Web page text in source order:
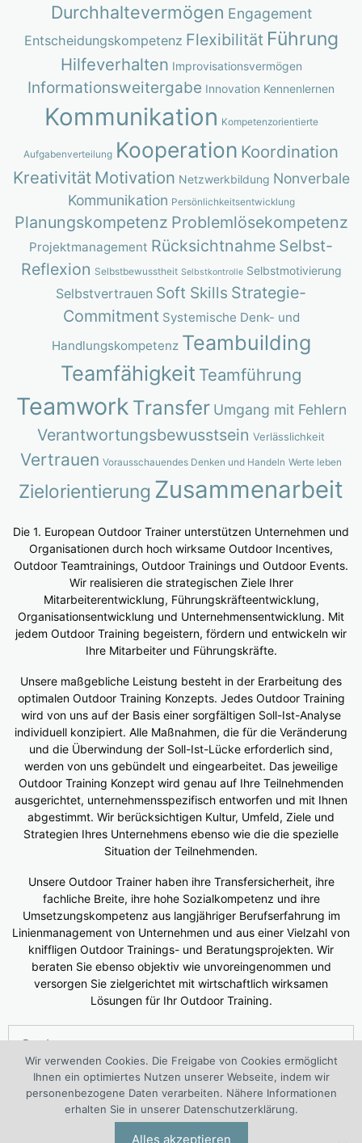
Durchhaltevermögen Engagement
Entscheidungskompetenz Flexibilität Führung
Hilfeverhalten Improvisationsvermögen
Informationsweitergabe Innovation Kennenlernen
Kommunikation Kompetenzorientierte
Aufgabenverteilung Kooperation Koordination
Kreativität Motivation Netzwerkbildung Nonverbale
Kommunikation Persönlichkeitsentwicklung
Planungskompetenz Problemlösekompetenz
Projektmanagement Rücksichtnahme Selbst-
Reflexion Selbstbewusstheit Selbstkontrolle Selbstmotivierung
Selbstvertrauen Soft Skills Strategie-
Commitment Systemische Denk- und
Handlungskompetenz Teambuilding
Teamfähigkeit Teamführung
Teamwork Transfer Umgang mit Fehlern
Verantwortungsbewusstsein Verlässlichkeit
Vertrauen Vorausschauendes Denken und Handeln Werte leben
Zielorientierung Zusammenarbeit
Die 1. European Outdoor Trainer unterstützen Unternehmen und
Organisationen durch hoch wirksame Outdoor Incentives,
Outdoor Teamtrainings, Outdoor Trainings und Outdoor Events.
Wir realisieren die strategischen Ziele Ihrer
Mitarbeiterentwicklung, Führungskräfteentwicklung,
Organisationsentwicklung und Unternehmensentwicklung. Mit
jedem Outdoor Training begeistern, fördern und entwickeln wir
Ihre Mitarbeiter und Führungskräfte.
Unsere maßgebliche Leistung besteht in der Erarbeitung des
optimalen Outdoor Training Konzepts. Jedes Outdoor Training
wird von uns auf der Basis einer sorgfältigen Soll-Ist-Analyse
individuell konzipiert. Alle Maßnahmen, die für die Veränderung
und die Überwindung der Soll-Ist-Lücke erforderlich sind,
werden von uns gebündelt und eingearbeitet. Das jeweilige
Outdoor Training Konzept wird genau auf Ihre Teilnehmenden
ausgerichtet, unternehmensspezifisch entworfen und mit Ihnen
abgestimmt. Wir berücksichtigen Kultur, Umfeld, Ziele und
Strategien Ihres Unternehmens ebenso wie die die spezielle
Situation der Teilnehmenden.
Unsere Outdoor Trainer haben ihre Transfersicherheit, ihre
fachliche Breite, ihre hohe Sozialkompetenz und ihre
Umsetzungskompetenz aus langjähriger Berufserfahrung im
Linienmanagement von Unternehmen und aus einer Vielzahl von
kniffligen Outdoor Trainings- und Beratungsprojekten. Wir
beraten Sie ebenso objektiv wie unvoreingenommen und
versorgen Sie zielgerichtet mit wirtschaftlich wirksamen
Lösungen für Ihr Outdoor Training.
Das 1. European Outdoor Training Center (WOLF® Kompetenz
Center Outdoor Training) ist ein interdisziplinäres Projekt von
Outdoortraining-Spezialisten der I.O. Group
Unternehmensberatungsgruppe | Engelsstraße 6 | 42283
Wir verwenden Cookies. Die Freigabe von Cookies ermöglicht
Ihnen ein optimiertes Nutzen unserer Webseite, indem wir
personenbezogene Daten verarbeiten. Nähere Informationen
erhalten Sie in unserer Datenschutzerklärung.
Alles akzeptieren